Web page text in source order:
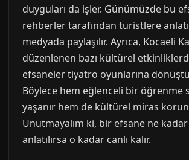
duyguları da işler. Günümüzde bu
rehberler tarafından turistlere
medyada paylaşılır. Ayrıca, Kocaeli
düzenlenen bazı kültürel
efsaneler tiyatro oyunlarına
Böylece hem eğlenceli bir öğrenme
yaşanır hem de kültürel miras
Unutmayalım ki, bir efsane ne
anlatılırsa o kadar canlı kalır.